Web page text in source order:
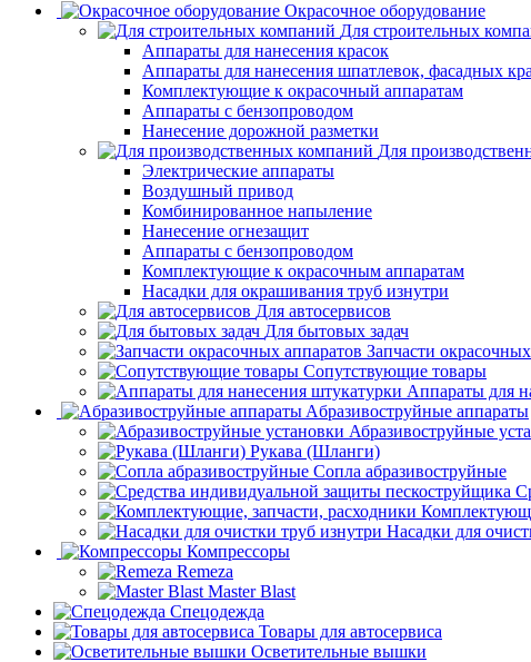
Окрасочное оборудование
Для строительных
Аппараты для нанесения красок
Аппараты для нанесения шпатлевок, фасадных
Комплектующие к окрасочный аппаратам
Аппараты с бензопроводом
Нанесение дорожной разметки
Для
Электрические аппараты
Воздушный привод
Комбинированное напыление
Нанесение огнезащит
Аппараты с бензопроводом
Комплектующие к окрасочным аппаратам
Насадки для окрашивания труб изнутри
Для автосервисов
Для бытовых задач
Запчасти
Сопутствующие товары
Аппараты для
Aбразивоструйные аппараты
Абразивоструйные
Рукава (Шланги)
Сопла абразивоструйные
Насадки для
Компрессоры
Remeza
Master Blast
Спецодежда
Товары для автосервиса
Осветительные вышки